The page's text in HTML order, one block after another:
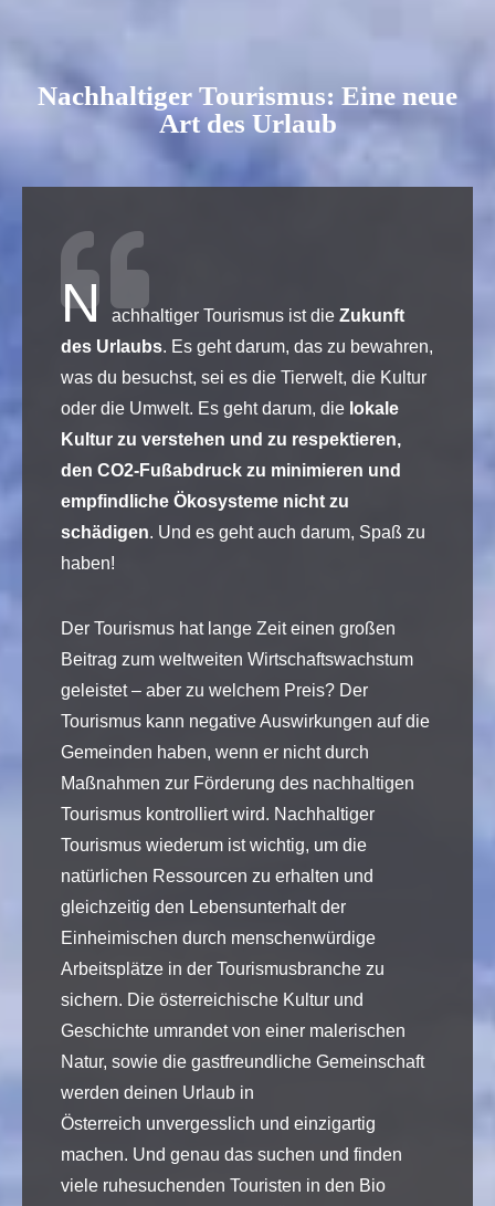
Nachhaltiger Tourismus: Eine neue
Art des Urlaub
N achhaltiger Tourismus ist die Zukunft
des Urlaubs. Es geht darum, das zu bewahren,
was du besuchst, sei es die Tierwelt, die Kultur
oder die Umwelt. Es geht darum, die lokale
Kultur zu verstehen und zu respektieren,
den CO2-Fußabdruck zu minimieren und
empfindliche Ökosysteme nicht zu
schädigen. Und es geht auch darum, Spaß zu
haben!
Der Tourismus hat lange Zeit einen großen
Beitrag zum weltweiten Wirtschaftswachstum
geleistet – aber zu welchem Preis? Der
Tourismus kann negative Auswirkungen auf die
Gemeinden haben, wenn er nicht durch
Maßnahmen zur Förderung des nachhaltigen
Tourismus kontrolliert wird. Nachhaltiger
Tourismus wiederum ist wichtig, um die
natürlichen Ressourcen zu erhalten und
gleichzeitig den Lebensunterhalt der
Einheimischen durch menschenwürdige
Arbeitsplätze in der Tourismusbranche zu
sichern. Die österreichische Kultur und
Geschichte umrandet von einer malerischen
Natur, sowie die gastfreundliche Gemeinschaft
werden deinen Urlaub in
Österreich unvergesslich und einzigartig
machen. Und genau das suchen und finden
viele ruhesuchenden Touristen in den Bio